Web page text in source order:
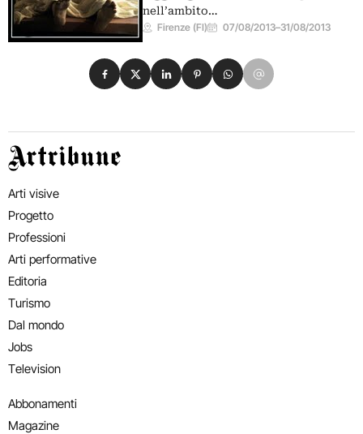
nell’ambito…
Firenze (FI) 07/08/2013–31/08/2013
Condividi su Facebook
Condividi su X
Condividi su LinkedIn
Condividi su Pinterest
Condividi su WhatsApp
Condividi su Email
Artribune
Arti visive
Progetto
Professioni
Arti performative
Editoria
Turismo
Dal mondo
Jobs
Television
Abbonamenti
Magazine